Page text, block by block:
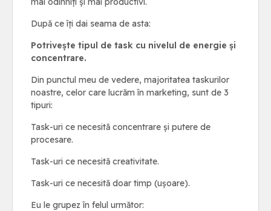
După ce îți dai seama de asta:
Potrivește tipul de task cu nivelul de energie și
concentrare.
Din punctul meu de vedere, majoritatea taskurilor
noastre, celor care lucrăm în marketing, sunt de 3
tipuri:
Task-uri ce necesită concentrare și putere de
procesare.
Task-uri ce necesită creativitate.
Task-uri ce necesită doar timp (ușoare).
Eu le grupez în felul următor: